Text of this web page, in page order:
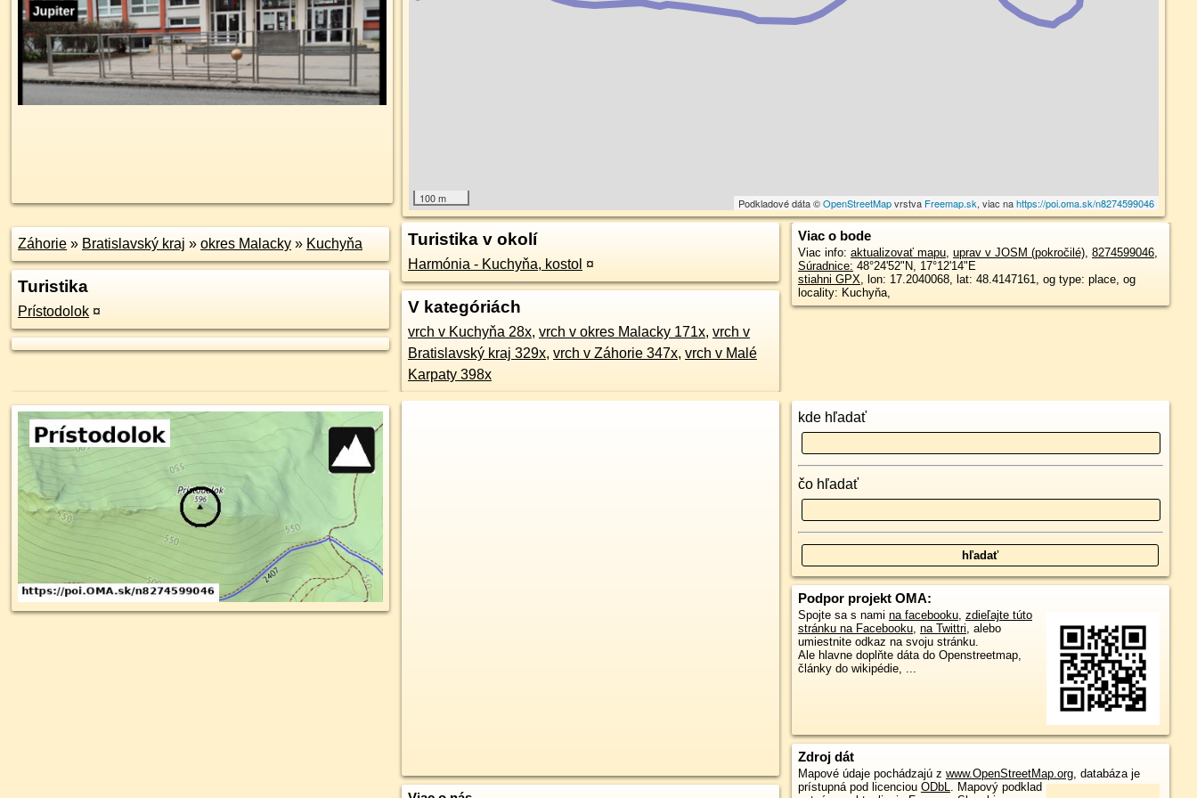
100 m Podkladové dáta ©OpenStreetMapvrstva Freemap.sk, viac nahttps://poi.oma.sk/n8274599046
Záhorie » Bratislavský kraj » okres Malacky » Kuchyňa
Turistika
Prístodolok ¤
Turistika v okolí
Harmónia - Kuchyňa, kostol ¤
V kategóriách
vrch v Kuchyňa 28x, vrch v okres Malacky 171x, vrch v
Bratislavský kraj 329x, vrch v Záhorie 347x, vrch v Malé
Karpaty 398x
Viac o bode
Viac info: aktualizovať mapu, uprav v JOSM (pokročilé), 8274599046,
Súradnice: 48°24'52"N, 17°12'14"E
stiahni GPX, lon: 17.2040068, lat: 48.4147161, og type: place, og
locality: Kuchyňa,
kde hľadať
čo hľadať
Podpor projekt OMA:
Spojte sa s nami na facebooku, zdieľajte túto
stránku na Facebooku, na Twittri, alebo
umiestnite odkaz na svoju stránku.
Ale hlavne doplňte dáta do Openstreetmap,
články do wikipédie, ...
Zdroj dát
Mapové údaje pochádzajú z www.OpenStreetMap.org, databáza je
prístupná pod licenciou ODbL. Mapový podklad